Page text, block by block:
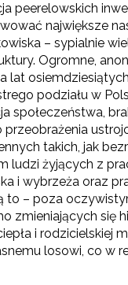
peerelowskich
największe
– sypialnie
Ogromne,
lat
podziału w
społeczeństwa,
takich, jak
ludzi żyjących z
i wybrzeża oraz
to – poza
zmieniających się
i rodzicielskiej
losowi, co w